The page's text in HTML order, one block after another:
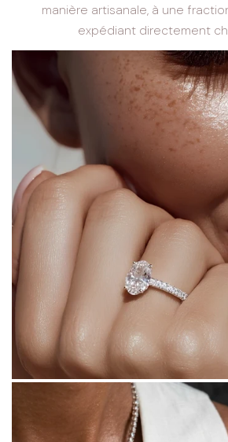
manière artisanale, à une
expédiant directement